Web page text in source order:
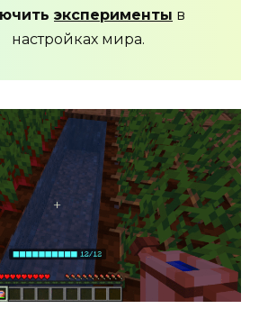
эксперименты в
настройках мира.